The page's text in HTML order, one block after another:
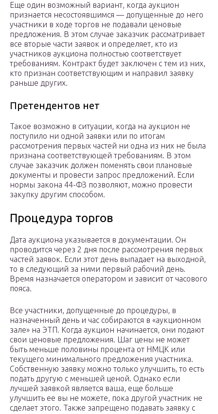
Еще один возможный вариант, когда аукцион
признается несостоявшимся — допущенные до него
участники в ходе торгов не подавали ценовые
предложения. В этом случае заказчик рассматривает
все вторые части заявок и определяет, кто из
участников аукциона полностью соответствует
требованиям. Контракт будет заключен с тем из них,
кто признан соответствующим и направил заявку
раньше других.
Претендентов нет
Такое возможно в ситуации, когда на аукцион не
поступило ни одной заявки или по итогам
рассмотрения первых частей ни одна из них не была
признана соответствующей требованиям. В этом
случае заказчик должен поменять свои плановые
документы и провести запрос предложений. Если
нормы закона 44-ФЗ позволяют, можно провести
закупку другим способом.
Процедура торгов
Дата аукциона указывается в документации. Он
проводится через 2 дня после рассмотрения первых
частей заявок. Если этот день выпадает на выходной,
то в следующий за ними первый рабочий день.
Время назначается оператором и зависит от часового
пояса.
Все участники, допущенные до процедуры, в
назначенный день и час собираются в «аукционном
зале» на ЭТП. Когда аукцион начинается, они подают
свои ценовые предложения. Шаг цены не может
быть меньше половины процента от НМЦК или
текущего минимального предложения участника.
Собственную заявку можно только улучшить, то есть
подать другую с меньшей ценой. Однако если
лучшей заявкой является ваша, еще больше
улучшить ее вы не можете, пока другой участник не
сделает этого. Также запрещено подавать заявку с